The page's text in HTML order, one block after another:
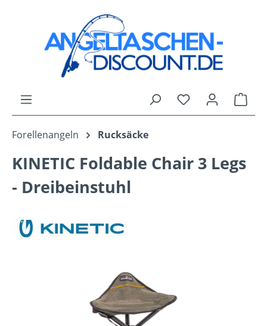
Zum Hauptinhalt springen
Du hast 0
Forellenangeln Rucksäcke
KINETIC Foldable Chair 3 Legs
- Dreibeinstuhl
Bildergalerie überspringen